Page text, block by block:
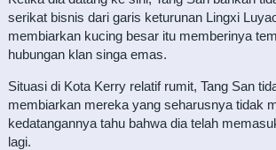
serikat bisnis dari garis keturunan Lingxi
membiarkan kucing besar itu memberinya
hubungan klan singa emas.
Situasi di Kota Kerry relatif rumit, Tang San
membiarkan mereka yang seharusnya tidak
kedatangannya tahu bahwa dia telah
lagi.